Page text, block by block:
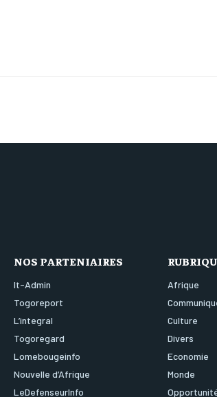
NOS PARTENIAIRES
It-Admin
Togoreport
L’integral
Togoregard
Lomebougeinfo
Nouvelle d’Afrique
LeDefenseurInfo
Afrique
Culture
Divers
Economie
Monde